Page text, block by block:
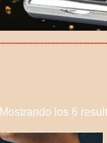
Mostrando los 6